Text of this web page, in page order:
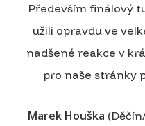
Především finálový
užili opravdu ve
nadšené reakce v
pro naše stránky
Marek Houška